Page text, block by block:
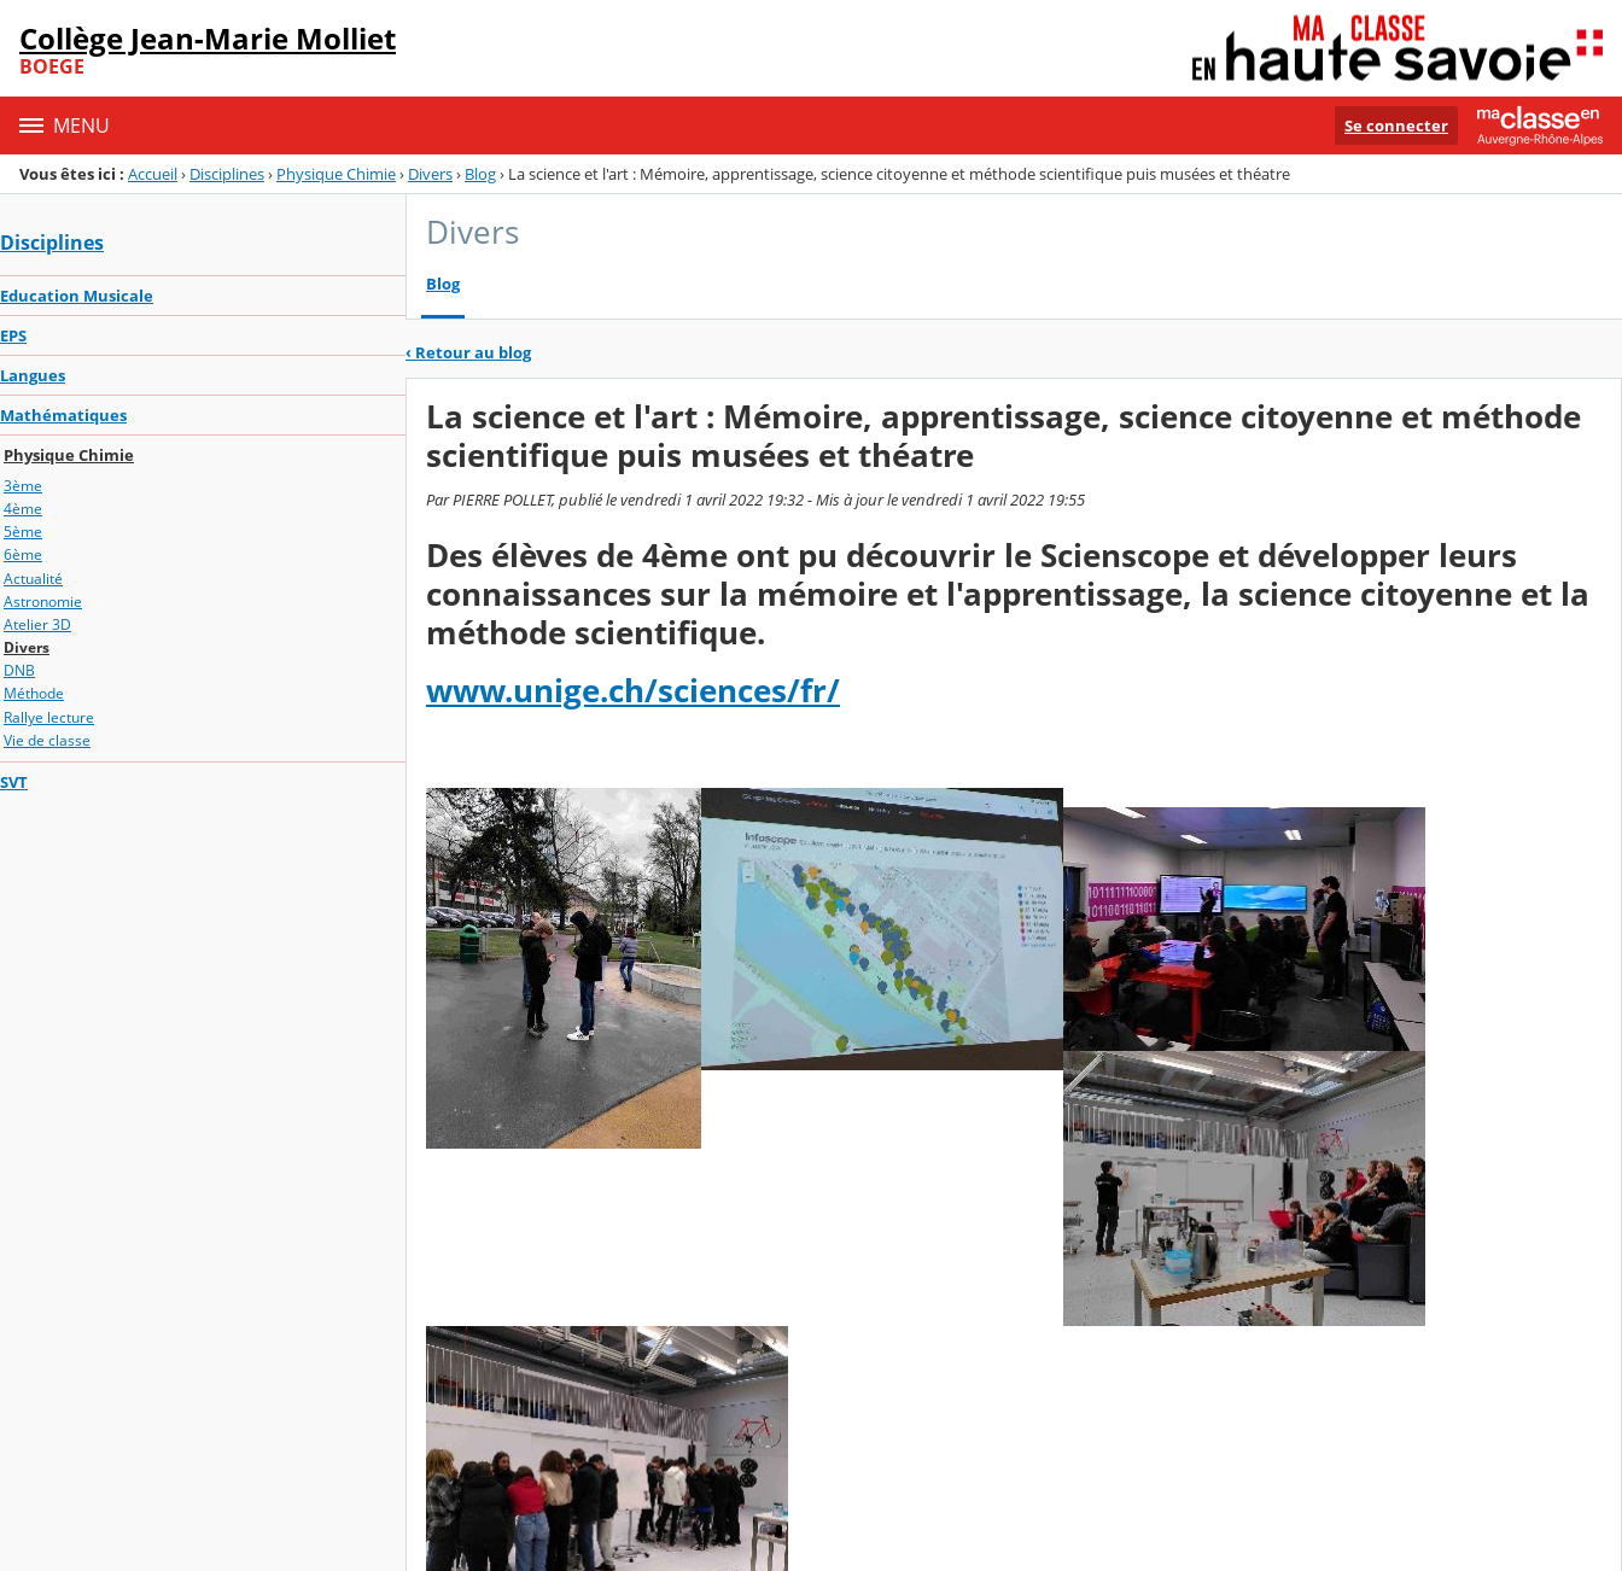
Menu de la rubrique
Contenu
Collège Jean-Marie Molliet
BOEGE
MENU Se connecter
Vous êtes ici : Accueil› Disciplines› Physique Chimie› Divers› Blog› La science et l'art : Mémoire, apprentissage, science citoyenne et méthode scientifique puis musées et théatre
Disciplines
Education Musicale
EPS
Langues
Mathématiques
Physique Chimie
3ème
4ème
5ème
6ème
Actualité
Astronomie
Atelier 3D
Divers
DNB
Méthode
Rallye lecture
Vie de classe
SVT
Divers
Blog
‹ Retour au blog
La science et l'art : Mémoire, apprentissage, science citoyenne et méthode
scientifique puis musées et théatre
Par PIERRE POLLET, publié le vendredi 1 avril 2022 19:32 - Mis à jour le vendredi 1 avril 2022 19:55
Des élèves de 4ème ont pu découvrir le Scienscope et développer leurs
connaissances sur la mémoire et l'apprentissage, la science citoyenne et la
méthode scientifique.
www.unige.ch/sciences/fr/